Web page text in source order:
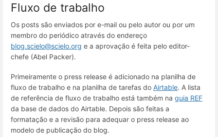
Fluxo de trabalho
Os posts são enviados por e-mail ou pelo autor ou por um
membro do periódico através do endereço
blog.scielo@scielo.org e a aprovação é feita pelo editor-
chefe (Abel Packer).
Primeiramente o press release é adicionado na planilha de
fluxo de trabalho e na planilha de tarefas do Airtable. A lista
de referência de fluxo de trabalho está também na guia REF
da base de dados do Airtable. Depois são feitas a
formatação e a revisão para adequar o press release ao
modelo de publicação do blog.